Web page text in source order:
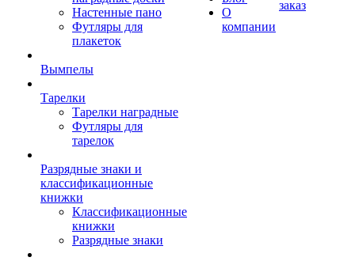
Настенные пано
Футляры для
плакеток
Вымпелы
Тарелки
Тарелки наградные
Футляры для
тарелок
Разрядные знаки и
классификационные
книжки
Классификационные
книжки
Разрядные знаки
О
компании
заказ